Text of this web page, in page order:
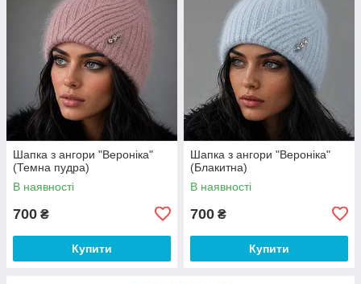
Шапка з ангори "Вероніка"
(Темна пудра)
В наявності
700 ₴
Купити
Шапка з ангори "Вероніка"
(Блакитна)
В наявності
700 ₴
Купити